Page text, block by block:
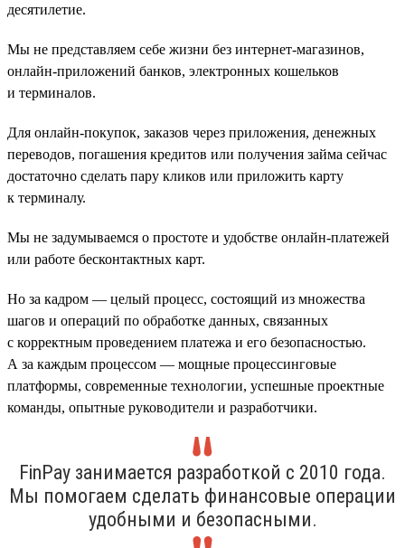
десятилетие.
Мы не представляем себе жизни без интернет-магазинов,
онлайн-приложений банков, электронных кошельков
и терминалов.
Для онлайн-покупок, заказов через приложения, денежных
переводов, погашения кредитов или получения займа сейчас
достаточно сделать пару кликов или приложить карту
к терминалу.
Мы не задумываемся о простоте и удобстве онлайн-платежей
или работе бесконтактных карт.
Но за кадром — целый процесс, состоящий из множества
шагов и операций по обработке данных, связанных
с корректным проведением платежа и его безопасностью.
А за каждым процессом — мощные процессинговые
платформы, современные технологии, успешные проектные
команды, опытные руководители и разработчики.
FinPay занимается разработкой с 2010 года.
Мы помогаем сделать финансовые операции
удобными и безопасными.